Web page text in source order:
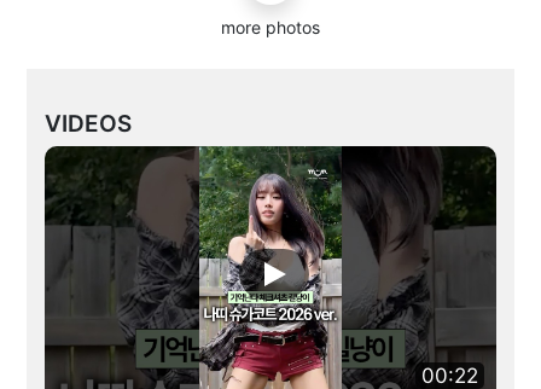
more photos
VIDEOS
00:22